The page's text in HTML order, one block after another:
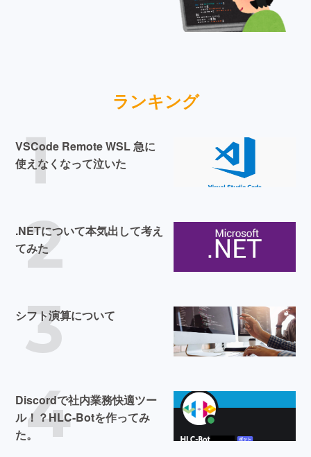
ランキング
VSCode Remote WSL 急に
使えなくなって泣いた
1
.NETについて本気出して考え
てみた
2
シフト演算について
3
Discordで社内業務快適ツー
ル！？HLC-Botを作ってみ
た。4